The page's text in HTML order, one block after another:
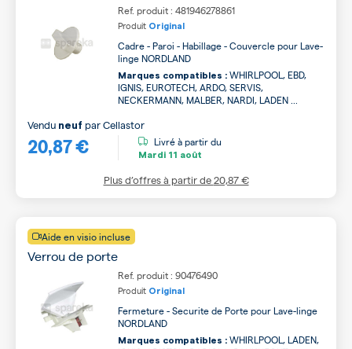
Ref. produit : 481946278861
Produit Original
Cadre - Paroi - Habillage - Couvercle pour Lave-
linge NORDLAND
Marques compatibles : WHIRLPOOL, EBD,
IGNIS, EUROTECH, ARDO, SERVIS,
NECKERMANN, MALBER, NARDI, LADEN ...
20,87 €
Vendu neuf parCellastor
Livré à partir du
Mardi 11 août
Plus d’offres à partir de20,87 €
Aide en visio incluse
Verrou de porte
Ref. produit : 90476490
Produit Original
Fermeture - Securite de Porte pour Lave-linge
NORDLAND
Marques compatibles : WHIRLPOOL, LADEN,